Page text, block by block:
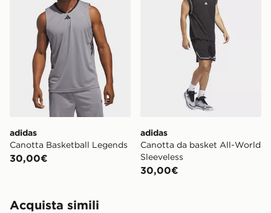
adidas
Canotta Basketball Legends
30,00€
adidas
Canotta da basket All-World
Sleeveless
30,00€
Acquista simili